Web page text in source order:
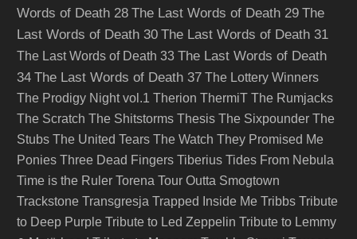
Words of Death 28 The Last Words of Death 29 The
Last Words of Death 30 The Last Words of Death 31
The Last Words of Death 33 The Last Words of Death
34 The Last Words of Death 37 The Lottery Winners
The Prodigy Night vol.1 Therion ThermiT The Rumjacks
The Scratch The Shitstorms Thesis The Sixpounder The
Stubs The United Tears The Watch They Promised Me
Ponies Three Dead Fingers Tiberius Tides From Nebula
Time is the Ruler Torena Tour Outta Smogtown
Trackstone Transgresja Trapped Inside Me Tribbs Tribute
to Deep Purple Tribute to Led Zeppelin Tribute to Lemmy